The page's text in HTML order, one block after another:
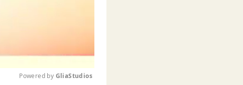
Powered by GliaStudios